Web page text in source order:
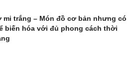
mi trắng – Món đồ cơ bản nhưng có
biến hóa với đủ phong cách thời